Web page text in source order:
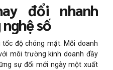
đổi nhanh
số
độ chóng mặt. Mỗi doanh
môi trường kinh doanh đầy
sự đổi mới ngày một xuất